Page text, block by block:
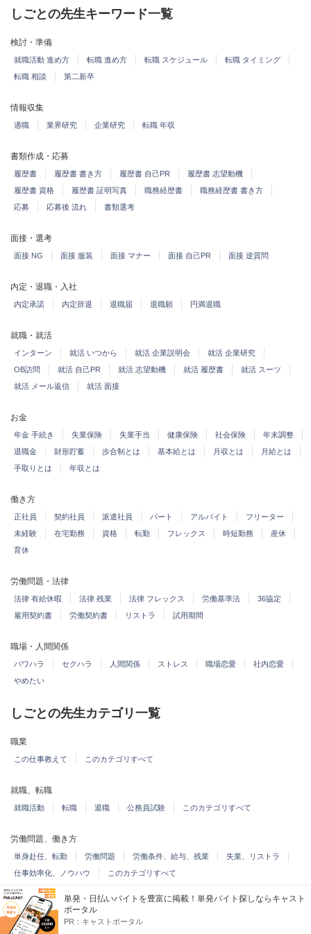
しごとの先生キーワード一覧
検討・準備
就職活動 進め方 転職 進め方 転職 スケジュール
転職 タイミング
転職 相談
第二新卒
情報収集
適職 業界研究 企業研究 転職 年収
書類作成・応募
履歴書 履歴書 書き方 履歴書 自己PR
履歴書 志望動機
履歴書 資格
履歴書 証明写真 職務経歴書
職務経歴書 書き方
応募
応募後 流れ 書類選考
面接・選考
面接 NG 面接 服装 面接 マナー 面接 自己PR 面接 逆質問
内定・退職・入社
内定承諾 内定辞退 退職届 退職願 円満退職
就職・就活
インターン 就活 いつから 就活 企業説明会
就活 企業研究
OB訪問
就活 自己PR 就活 志望動機 就活 履歴書
就活 スーツ
就活 メール返信
就活 面接
お金
年金 手続き 失業保険 失業手当 健康保険 社会保険
年末調整
退職金
財形貯蓄 歩合制とは 基本給とは 月収とは
月給とは
手取りとは
年収とは
働き方
正社員 契約社員 派遣社員 パート アルバイト
フリーター
未経験
在宅勤務 資格 転勤 フレックス 時短勤務
産休
育休
労働問題・法律
法律 有給休暇 法律 残業 法律 フレックス 労働基準法
36協定
雇用契約書
労働契約書 リストラ 試用期間
職場・人間関係
パワハラ セクハラ 人間関係 ストレス 職場恋愛
社内恋愛
やめたい
しごとの先生カテゴリ一覧
職業
この仕事教えて このカテゴリすべて
就職、転職
就職活動 転職 退職 公務員試験 このカテゴリすべて
労働問題、働き方
単身赴任、転勤 労働問題 労働条件、給与、残業
失業、リストラ
仕事効率化、ノウハウ
このカテゴリすべて
派遣、アルバイト、パート
アルバイト、フリーター 派遣
単発・日払いバイトを豊富に掲載！単発バイト探しならキャスト
ポータル
PR： キャストポータル